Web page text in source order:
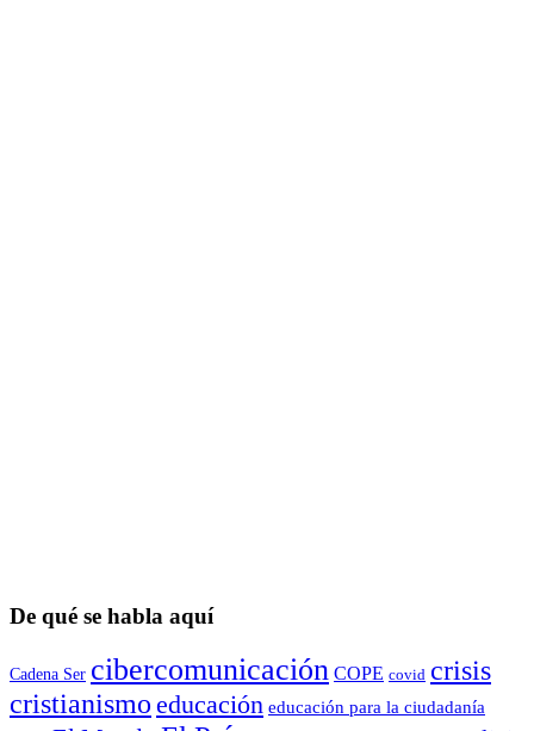
De qué se habla aquí
Cadena Ser cibercomunicación COPE covid crisis
cristianismo educación educación para la ciudadaní­a